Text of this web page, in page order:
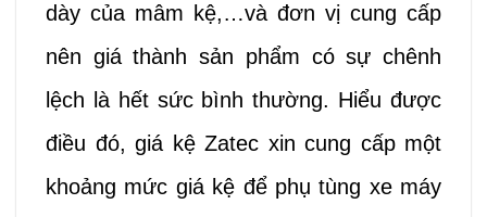
dày của mâm kệ,…và đơn vị cung cấp
nên giá thành sản phẩm có sự chênh
lệch là hết sức bình thường. Hiểu được
điều đó, giá kệ Zatec xin cung cấp một
khoảng mức giá kệ để phụ tùng xe máy